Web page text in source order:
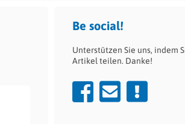
Be social!
Unterstützen Sie uns, indem
Artikel teilen. Danke!